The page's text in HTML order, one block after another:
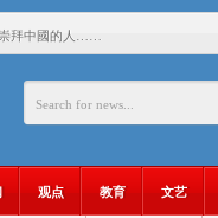
拜中國的人……
爱与背叛
去理智 / 伊利夏提
观点 教育 文艺